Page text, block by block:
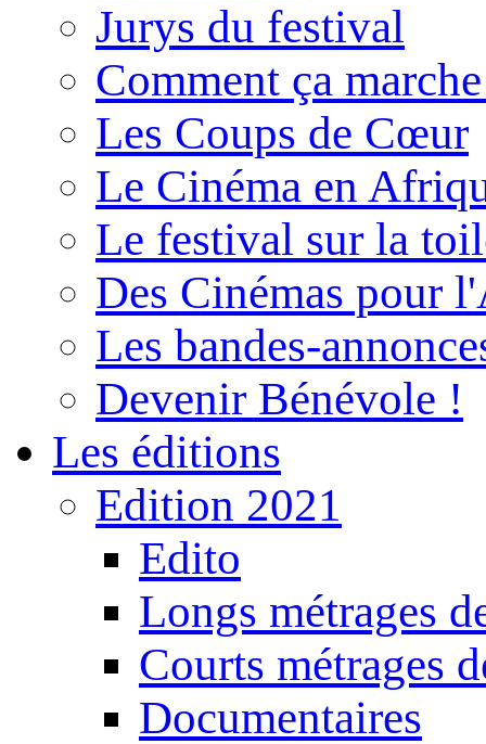
Jurys du festival
Comment ça
Les Coups de Cœur
Le Cinéma en
Le festival sur la
Des Cinémas pour
Les bandes-
Devenir Bénévole !
Les éditions
Edition 2021
Edito
Longs métrages
Courts métrages
Documentaires